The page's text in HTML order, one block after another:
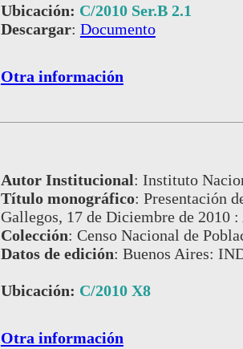
Ubicación: C/2010 Ser.B 2.1
Descargar: Documento
Otra información
Autor Institucional: Instituto
Título monográfico: Presentación
Gallegos, 17 de Diciembre de 2010
Colección: Censo Nacional de
Datos de edición: Buenos Aires:
Ubicación: C/2010 X8
Otra información